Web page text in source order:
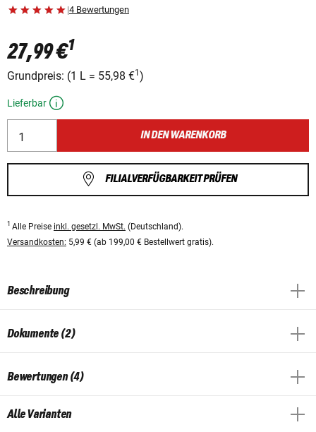
|4 Bewertungen
27,99 €1
Grundpreis: (1 L = 55,98 €1 )
Lieferbar
IN DEN WARENKORB
FILIALVERFÜGBARKEIT PRÜFEN
1 Alle Preise inkl. gesetzl. MwSt. (Deutschland).
Versandkosten: 5,99 € (ab 199,00 € Bestellwert gratis).
Beschreibung
Dokumente (2)
Bewertungen (4)
Alle Varianten